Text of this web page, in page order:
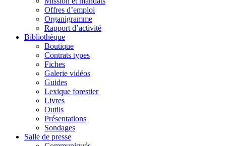
Offres d’emploi
Organigramme
Rapport d’activité
Bibliothèque
Boutique
Contrats types
Fiches
Galerie vidéos
Guides
Lexique forestier
Livres
Outils
Présentations
Sondages
Salle de presse